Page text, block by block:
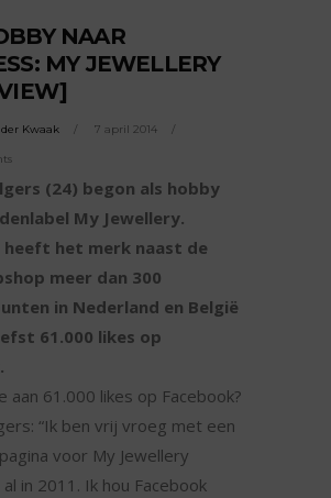
NAAR
MY JEWELLERY
Kwaak 7 april 2014
(24) begon als hobby
My Jewellery.
heeft het merk naast de
meer dan 300
in Nederland en België
61.000 likes op
aan 61.000 likes op Facebook?
“Ik ben vrij vroeg met een
voor My Jewellery
in 2011. Ik hou Facebook